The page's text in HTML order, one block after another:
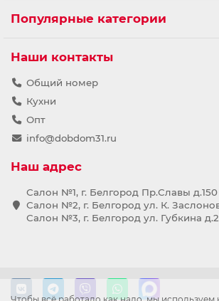
Популярные категории
Наши контакты
Общий номер
Кухни
Опт
info@dobdom31.ru
Наш адрес
Салон №1, г. Белгород Пр.Славы д.150
Салон №2, г. Белгород ул. К.
Салон №3, г. Белгород ул. Губкина